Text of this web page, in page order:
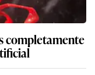
completamente